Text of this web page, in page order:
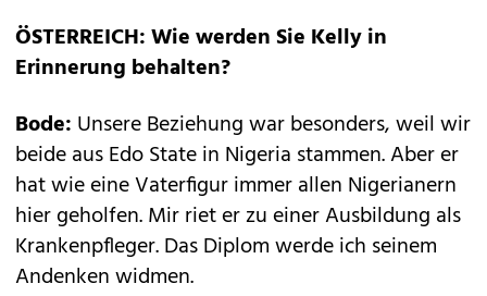
ÖSTERREICH: Wie werden Sie Kelly in
Erinnerung behalten?
Bode: Unsere Beziehung war besonders, weil wir
beide aus Edo State in Nigeria stammen. Aber er
hat wie eine Vaterfigur immer allen Nigerianern
hier geholfen. Mir riet er zu einer Ausbildung als
Krankenpfleger. Das Diplom werde ich seinem
Andenken widmen.